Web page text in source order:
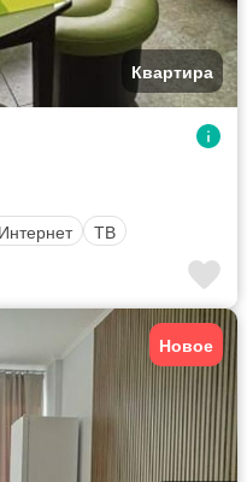
Квартира
Интернет ТВ
Новое